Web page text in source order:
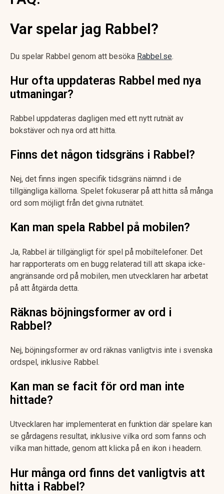
Var spelar jag Rabbel?
Du spelar Rabbel genom att besöka Rabbel.se.
Hur ofta uppdateras Rabbel med nya
utmaningar?
Rabbel uppdateras dagligen med ett nytt rutnät av
bokstäver och nya ord att hitta.
Finns det någon tidsgräns i Rabbel?
Nej, det finns ingen specifik tidsgräns nämnd i de
tillgängliga källorna. Spelet fokuserar på att hitta så många
ord som möjligt från det givna rutnätet.
Kan man spela Rabbel på mobilen?
Ja, Rabbel är tillgängligt för spel på mobiltelefoner. Det
har rapporterats om en bugg relaterad till att skapa icke-
angränsande ord på mobilen, men utvecklaren har arbetat
på att åtgärda detta.
Räknas böjningsformer av ord i
Rabbel?
Nej, böjningsformer av ord räknas vanligtvis inte i svenska
ordspel, inklusive Rabbel.
Kan man se facit för ord man inte
hittade?
Utvecklaren har implementerat en funktion där spelare kan
se gårdagens resultat, inklusive vilka ord som fanns och
vilka man hittade, genom att klicka på en ikon i headern.
Hur många ord finns det vanligtvis att
hitta i Rabbel?